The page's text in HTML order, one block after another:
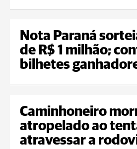
Nota Paraná
de R$ 1 milhão;
bilhetes
Caminhoneiro
atropelado ao
atravessar a